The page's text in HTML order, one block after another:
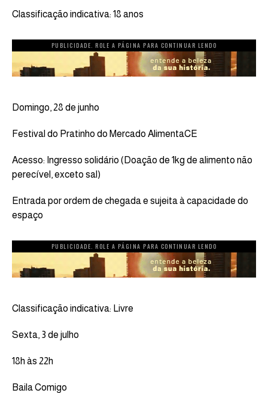
Classificação indicativa: 18 anos
PUBLICIDADE. ROLE A PÁGINA PARA CONTINUAR LENDO
Domingo, 28 de junho
Festival do Pratinho do Mercado AlimentaCE
Acesso: Ingresso solidário (Doação de 1kg de alimento não
perecível, exceto sal)
Entrada por ordem de chegada e sujeita à capacidade do
espaço
PUBLICIDADE. ROLE A PÁGINA PARA CONTINUAR LENDO
Classificação indicativa: Livre
Sexta, 3 de julho
18h às 22h
Baila Comigo